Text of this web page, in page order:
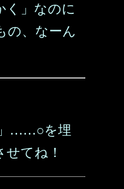
く」なのに
の、なーん
」……○を埋
てね！